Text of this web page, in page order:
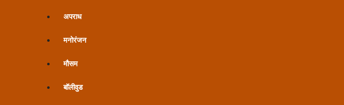
अपराध
मनोरंजन
मौसम
बॉलीवुड